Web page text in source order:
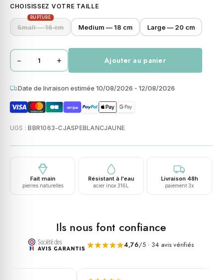
CHOISISSEZ VOTRE TAILLE
Small — 16 cm
RUPTURE
Medium — 18 cm Large — 20 cm
quantité
Bracelet
perles
heishi
jaspe
blanc
4mm
− + Ajouter au panier
Date de livraison estimée 10/08/2026 - 12/08/2026
stripe
UGS :BBR1063-CJASPEBLANCJAUNE
Fait main
pierres naturelles
Résistant à l'eau
acier inox 316L
Livraison 48h
paiement 3x
Ils nous font confiance
4,76/5 · 34 avis vérifiés